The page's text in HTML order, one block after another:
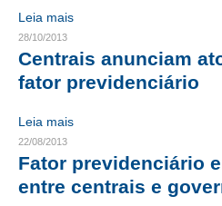
JURÍDICO
CONSULTORIA
CONTRIBUIÇÕES
CONTRIBUIÇÃO ASSISTENCIAL
Leia mais
28/10/2013
Centrais anunciam
fator previdenciário
Leia mais
22/08/2013
Fator previdenciário
entre centrais e